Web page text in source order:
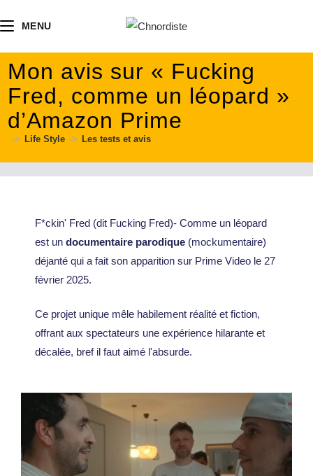
principal
MENU
Mon avis sur « Fucking
Fred, comme un léopard »
d’Amazon Prime
-> Life Style -> Les tests et avis
F*ckin' Fred (dit Fucking Fred)- Comme un léopard
est un documentaire parodique (mockumentaire)
déjanté qui a fait son apparition sur Prime Video le 27
février 2025.
Ce projet unique mêle habilement réalité et fiction,
offrant aux spectateurs une expérience hilarante et
décalée, bref il faut aimé l'absurde.